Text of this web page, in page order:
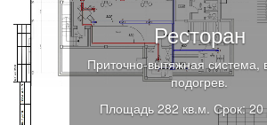
Ресторан
Приточно-вытяжная система,
подогрев.
Площадь 282 кв.м. Срок: 20